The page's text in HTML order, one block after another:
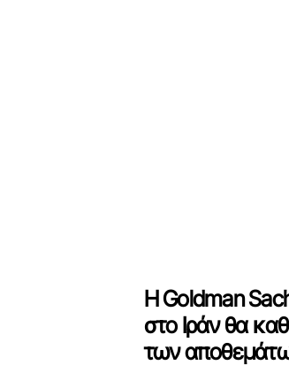
Η Goldman
στο Ιράν θα
των